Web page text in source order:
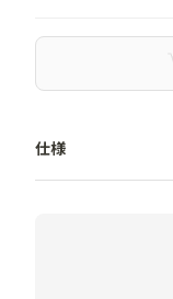
サイズ：
材質：リネン・